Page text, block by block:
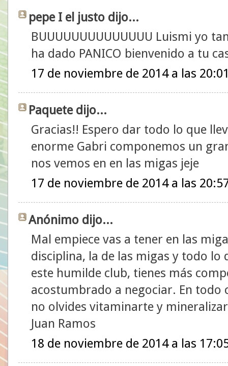
pepe I el justo dijo...
BUUUUUUUUUUUUUU Luismi yo
ha dado PANICO bienvenido a tu
17 de noviembre de 2014 a las
Paquete dijo...
Gracias!! Espero dar todo lo que
enorme Gabri componemos un
nos vemos en en las migas jeje
17 de noviembre de 2014 a las
Anónimo dijo...
Mal empiece vas a tener en las
disciplina, la de las migas y todo lo
este humilde club, tienes más
acostumbrado a negociar. En todo
no olvides vitaminarte y
Juan Ramos
18 de noviembre de 2014 a las